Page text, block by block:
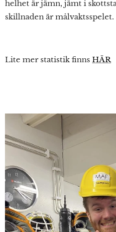
helhet är jämn, jämt i
skillnaden är målvaktsspelet.
Lite mer statistik finns HÄR